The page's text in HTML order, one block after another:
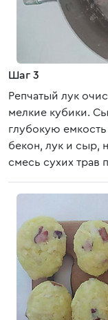
Шаг 3
Репчатый лук
мелкие кубики.
глубокую
бекон, лук и сыр,
смесь сухих трав